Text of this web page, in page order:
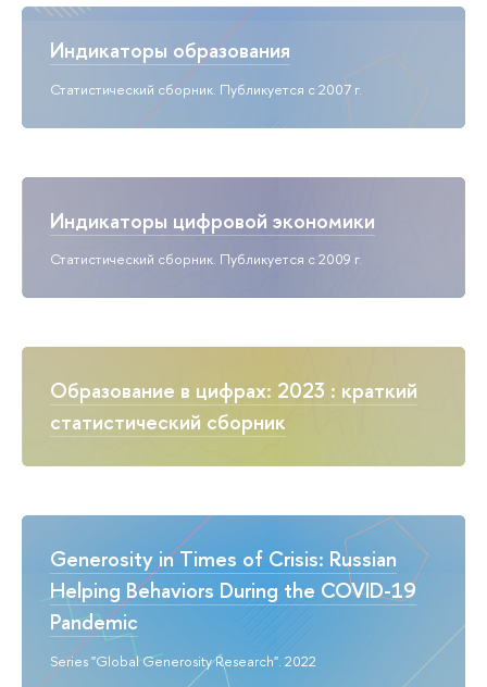
Индикаторы образования
Статистический сборник. Публикуется с 2007 г.
Индикаторы цифровой экономики
Статистический сборник. Публикуется с 2009 г.
Образование в цифрах: 2023 : краткий
статистический сборник
Generosity in Times of Crisis: Russian
Helping Behaviors During the COVID-19
Pandemic
Series "Global Generosity Research". 2022